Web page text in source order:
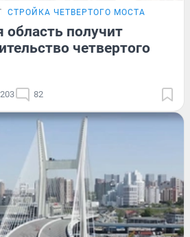
СТРОЙКА ЧЕТВЕРТОГО МОСТА
область получит
четвертого
82